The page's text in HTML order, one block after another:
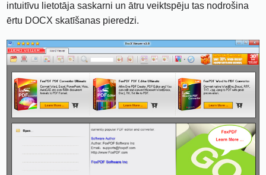
intuitīvu lietotāja saskarni un ātru veiktspēju tas nodrošina
ērtu DOCX skatīšanas pieredzi.